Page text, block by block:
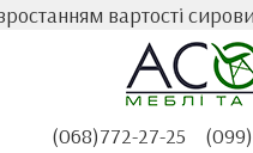
вартості
(068)772-27-25